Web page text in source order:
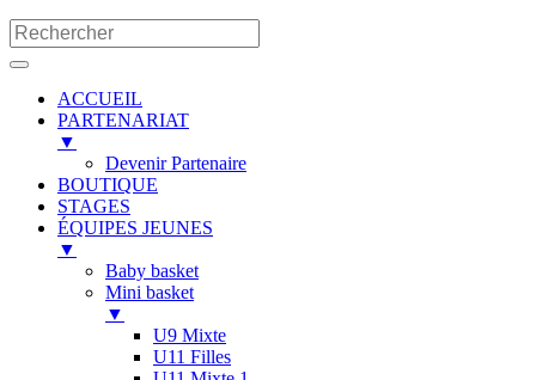
ACCUEIL
PARTENARIAT
▼
Devenir Partenaire
BOUTIQUE
STAGES
ÉQUIPES JEUNES
▼
Baby basket
Mini basket
▼
U9 Mixte
U11 Filles